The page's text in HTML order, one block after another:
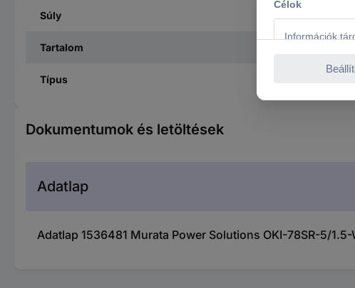
Súly
Tartalom
Típus
Dokumentumok és letöltések
Adatlap
Adatlap 1536481 Murata Power Solutions OKI-78SR-5/